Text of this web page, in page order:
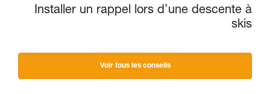
Installer un rappel lors d’une descente à
skis
Voir tous les conseils